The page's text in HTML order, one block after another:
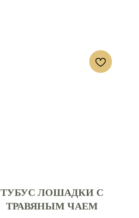
ТУБУС ЛОШАДКИ С
ТРАВЯНЫМ ЧАЕМ